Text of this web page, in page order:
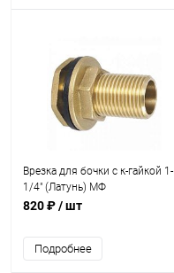
Врезка для бочки с к-гайкой 1-
1/4" (Латунь) МФ
820 ₽/ шт
Подробнее